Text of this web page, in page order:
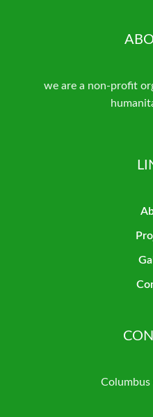
we are a non-profit